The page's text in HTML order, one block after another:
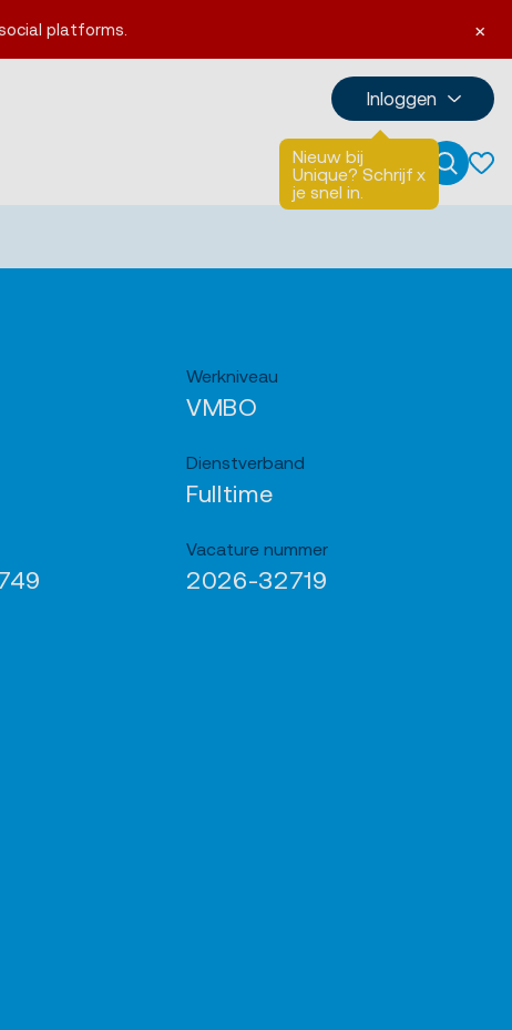
×
platforms.
Inloggen
Nieuw bij
Unique? Schrijf
je snel in.
x
English
Zoeken
Werkniveau
VMBO
Dienstverband
Fulltime
Vacature nummer
2026-32719